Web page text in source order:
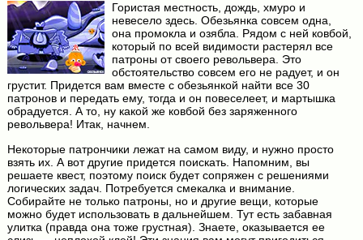
Гористая местность, дождь, хмуро и
невесело здесь. Обезьянка совсем одна,
она промокла и озябла. Рядом с ней ковбой,
который по всей видимости растерял все
патроны от своего револьвера. Это
обстоятельство совсем его не радует, и он
грустит. Придется вам вместе с обезьянкой найти все 30
патронов и передать ему, тогда и он повеселеет, и мартышка
обрадуется. А то, ну какой же ковбой без заряженного
револьвера! Итак, начнем.
Некоторые патрончики лежат на самом виду, и нужно просто
взять их. А вот другие придется поискать. Напомним, вы
решаете квест, поэтому поиск будет сопряжен с решениями
логических задач. Потребуется смекалка и внимание.
Собирайте не только патроны, но и другие вещи, которые
можно будет использовать в дальнейшем. Тут есть забавная
улитка (правда она тоже грустная). Знаете, оказывается ее